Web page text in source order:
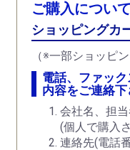
ご購入について
ショッピングカ
（※一部ショッピ
電話、ファッ
内容をご連絡
会社名、担
(個人で購入
連絡先(電話